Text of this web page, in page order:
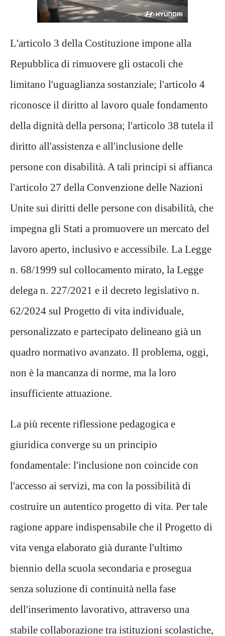
L'articolo 3 della Costituzione impone alla
Repubblica di rimuovere gli ostacoli che
limitano l'uguaglianza sostanziale; l'articolo 4
riconosce il diritto al lavoro quale fondamento
della dignità della persona; l'articolo 38 tutela il
diritto all'assistenza e all'inclusione delle
persone con disabilità. A tali principi si affianca
l'articolo 27 della Convenzione delle Nazioni
Unite sui diritti delle persone con disabilità, che
impegna gli Stati a promuovere un mercato del
lavoro aperto, inclusivo e accessibile. La Legge
n. 68/1999 sul collocamento mirato, la Legge
delega n. 227/2021 e il decreto legislativo n.
62/2024 sul Progetto di vita individuale,
personalizzato e partecipato delineano già un
quadro normativo avanzato. Il problema, oggi,
non è la mancanza di norme, ma la loro
insufficiente attuazione.
La più recente riflessione pedagogica e
giuridica converge su un principio
fondamentale: l'inclusione non coincide con
l'accesso ai servizi, ma con la possibilità di
costruire un autentico progetto di vita. Per tale
ragione appare indispensabile che il Progetto di
vita venga elaborato già durante l'ultimo
biennio della scuola secondaria e prosegua
senza soluzione di continuità nella fase
dell'inserimento lavorativo, attraverso una
stabile collaborazione tra istituzioni scolastiche,